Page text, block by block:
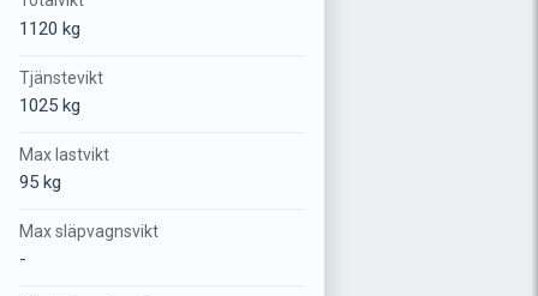
1120 kg
Tjänstevikt
1025 kg
Max lastvikt
95 kg
Max släpvagnsvikt
-